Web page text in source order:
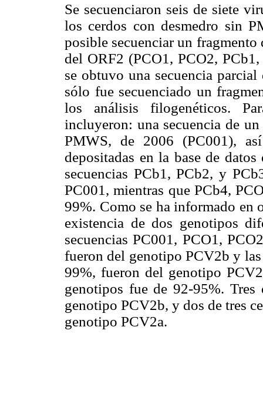
Se secuenciaron seis de siete
los cerdos con desmedro sin
posible secuenciar un fragmento
del ORF2 (PCO1, PCO2,
se obtuvo una secuencia
sólo fue secuenciado un
los análisis filogenéticos.
incluyeron: una secuencia de
PMWS, de 2006 (PC001), así
depositadas en la base de
secuencias PCb1, PCb2, y
PC001, mientras que PCb4,
99%. Como se ha informado en
existencia de dos genotipos
secuencias PC001, PCO1,
fueron del genotipo PCV2b y
99%, fueron del genotipo
genotipos fue de 92-95%.
genotipo PCV2b, y dos de tres
genotipo PCV2a.